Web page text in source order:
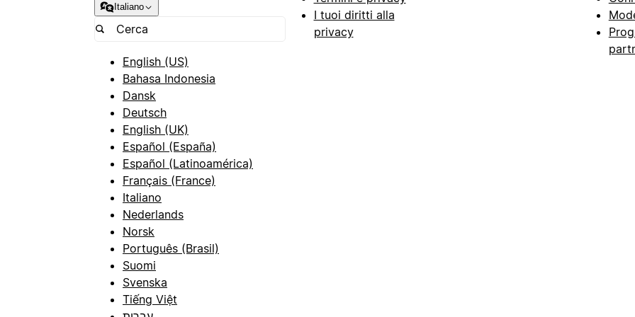
Italiano
English (US)
Bahasa Indonesia
Dansk
Deutsch
English (UK)
Español (España)
Español (Latinoamérica)
Français (France)
Italiano
Nederlands
Norsk
Português (Brasil)
Suomi
Svenska
Tiếng Việt
I tuoi diritti alla
privacy